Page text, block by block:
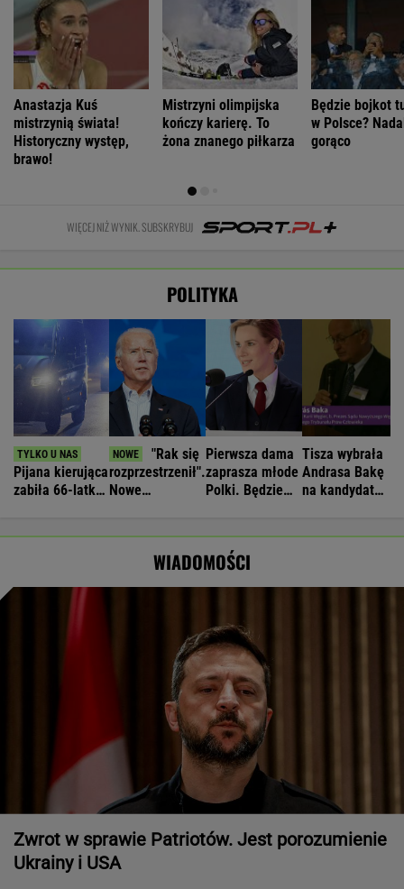
Anastazja Kuś
mistrzynią świata!
Historyczny występ,
brawo!
Mistrzyni olimpijska
kończy karierę. To
żona znanego piłkarza
Będzie bojkot
w Polsce?
gorąco
WIĘCEJ NIŻ WYNIK. SUBSKRYBUJ
POLITYKA
Pijana kierująca
zabiła 66-latkę.
"Rak się
rozprzestrzenił".
Nowe
Pierwsza dama
zaprasza młode
Polki. Będzie
Tisza wybrała
Andrasa Bakę
na kandydata
WIADOMOŚCI
Zwrot w sprawie Patriotów. Jest porozumienie
Ukrainy i USA